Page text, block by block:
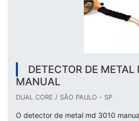
DETECTOR DE
MANUAL
DUAL CORE / SÃO PAULO - SP
O detector de metal md 3010